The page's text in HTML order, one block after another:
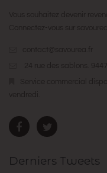
Derniers Tweets